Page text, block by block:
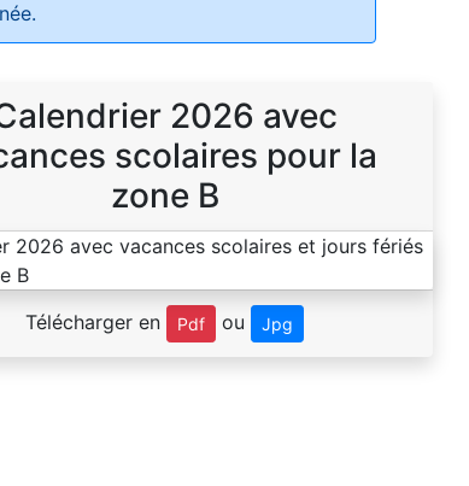
2026 avec
scolaires pour la
zone B
Télécharger en Pdf ou Jpg